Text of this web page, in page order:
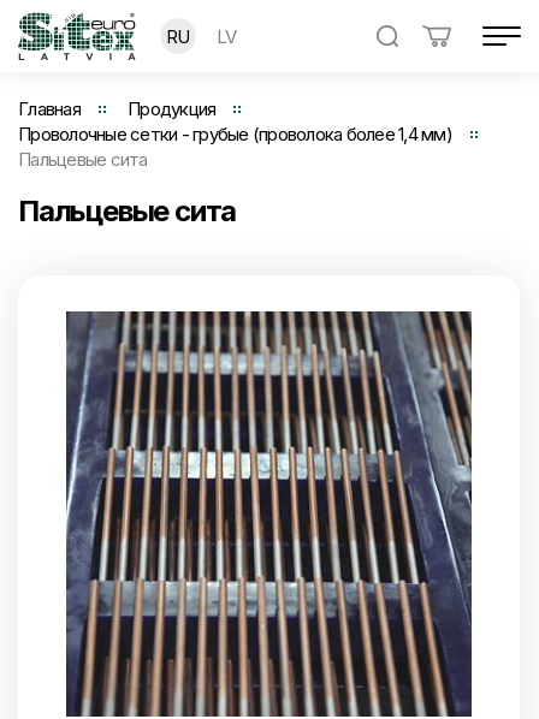
RU LV
Главная
Продукция
Проволочные сетки - грубые (проволока более 1,4 мм)
Пальцевые сита
Пальцевые сита